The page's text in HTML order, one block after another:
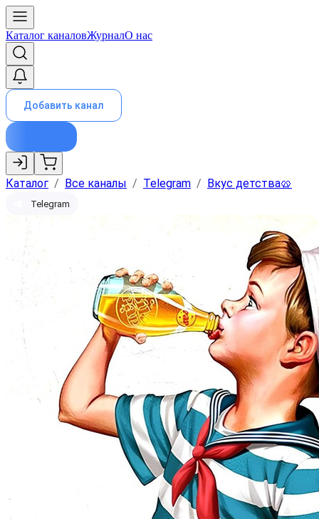
Каталог каналовЖурналО нас
Добавить канал
Каталог / Все каналы / Telegram / Вкус детства🥨
Telegram